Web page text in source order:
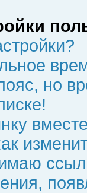
но